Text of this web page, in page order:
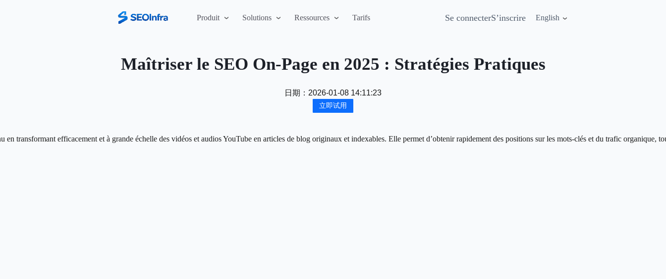
Produit Solutions Ressources Tarifs Se connecterS’inscrire English
Maîtriser le SEO On-Page en 2025 : Stratégies Pratiques
日期： 2026-01-08 14:11:23
立即试用
transformant efficacement et à grande échelle des vidéos et audios YouTube en articles de blog originaux et indexables. Elle permet d’obtenir rapidement des positions sur les mots-clés et du trafic